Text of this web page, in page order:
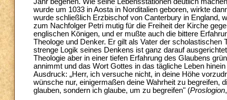
wurde um 1033 in Aosta in Norditalien geboren, wirkte
wurde schließlich Erzbischof von Canterbury in England,
zum Nachfolger Petri mutig für die Freiheit der Kirche
englischen Königen, und er mußte auch die bittere
Theologe und Denker. Er gilt als Vater der scholastischen
strenge Logik seines Denkens ist ganz darauf
Theologie aber in einer tiefen Erfahrung des Glaubens
annimmt und das Wort Gottes in das tägliche Leben
Ausdruck: „Herr, ich versuche nicht, in deine Höhe
wünsche nur, einigermaßen deine Wahrheit zu begreifen,
glauben, sondern ich glaube, um zu begreifen" (Proslogion